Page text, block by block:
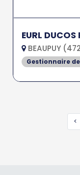
EURL DUCOS
BEAUPUY
Gestionnaire
<